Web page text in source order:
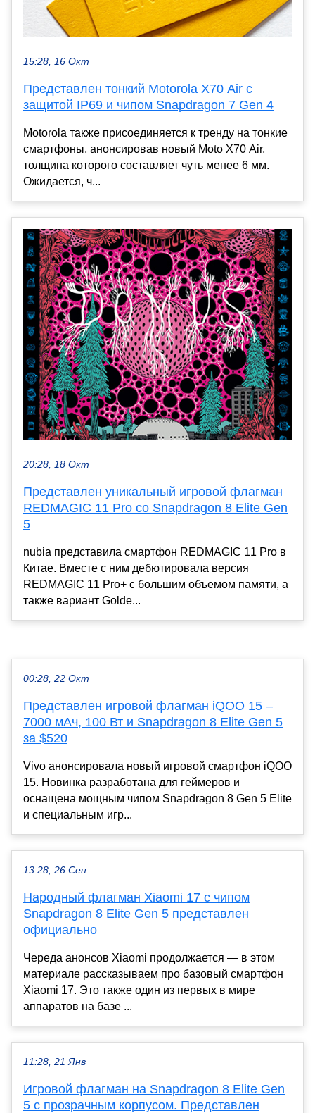
15:28, 16 Окт
Представлен тонкий Motorola X70 Air с
защитой IP69 и чипом Snapdragon 7 Gen 4
Motorola также присоединяется к тренду на тонкие
смартфоны, анонсировав новый Moto X70 Air,
толщина которого составляет чуть менее 6 мм.
Ожидается, ч...
20:28, 18 Окт
Представлен уникальный игровой флагман
REDMAGIC 11 Pro со Snapdragon 8 Elite Gen
5
nubia представила смартфон REDMAGIC 11 Pro в
Китае. Вместе с ним дебютировала версия
REDMAGIC 11 Pro+ с большим объемом памяти, а
также вариант Golde...
00:28, 22 Окт
Представлен игровой флагман iQOO 15 –
7000 мАч, 100 Вт и Snapdragon 8 Elite Gen 5
за $520
Vivo анонсировала новый игровой смартфон iQOO
15. Новинка разработана для геймеров и
оснащена мощным чипом Snapdragon 8 Gen 5 Elite
и специальным игр...
13:28, 26 Сен
Народный флагман Xiaomi 17 с чипом
Snapdragon 8 Elite Gen 5 представлен
официально
Череда анонсов Xiaomi продолжается — в этом
материале рассказываем про базовый смартфон
Xiaomi 17. Это также один из первых в мире
аппаратов на базе ...
11:28, 21 Янв
Игровой флагман на Snapdragon 8 Elite Gen
5 с прозрачным корпусом. Представлен